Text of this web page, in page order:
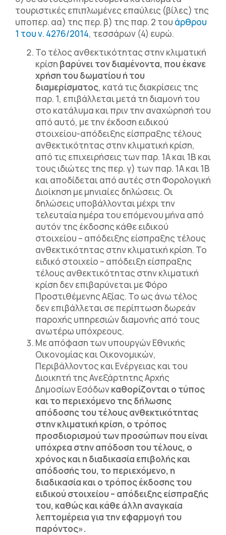
τουριστικές επιπλωμένες επαύλεις (βίλες) της
υποπερ. αα) της περ. β) της παρ. 2 του άρθρου
1 του ν. 4276/2014, τεσσάρων (4) ευρώ.
Το τέλος ανθεκτικότητας στην κλιματική
κρίση βαρύνει τον διαμένοντα, που έκανε
χρήση του δωματίου ή του
διαμερίσματος, κατά τις διακρίσεις της
παρ. 1, επιβάλλεται μετά τη διαμονή του
στο κατάλυμα και πριν την αναχώρησή του
από αυτό, με την έκδοση ειδικού
στοιχείου-απόδειξης είσπραξης τέλους
ανθεκτικότητας στην κλιματική κρίση,
από τις επιχειρήσεις των παρ. 1Α και 1Β και
τους ιδιώτες της περ. γ) των παρ. 1Α και 1Β
και αποδίδεται από αυτές στη Φορολογική
Διοίκηση με μηνιαίες δηλώσεις. Οι
δηλώσεις υποβάλλονται μέχρι την
τελευταία ημέρα του επόμενου μήνα από
αυτόν της έκδοσης κάθε ειδικού
στοιχείου – απόδειξης είσπραξης τέλους
ανθεκτικότητας στην κλιματική κρίση. Το
ειδικό στοιχείο – απόδειξη είσπραξης
τέλους ανθεκτικότητας στην κλιματική
κρίση δεν επιβαρύνεται με Φόρο
Προστιθέμενης Αξίας. Το ως άνω τέλος
δεν επιβάλλεται σε περίπτωση δωρεάν
παροχής υπηρεσιών διαμονής από τους
ανωτέρω υπόχρεους.
Με απόφαση των υπουργών Εθνικής
Οικονομίας και Οικονομικών,
Περιβάλλοντος και Ενέργειας και του
Διοικητή της Ανεξάρτητης Αρχής
Δημοσίων Εσόδωνκαθορίζονται ο τύπος
και το περιεχόμενο της δήλωσης
απόδοσης του τέλους ανθεκτικότητας
στην κλιματική κρίση, ο τρόπος
προσδιορισμού των προσώπων που είναι
υπόχρεα στην απόδοση του τέλους, ο
χρόνος και η διαδικασία επιβολής και
απόδοσής του, το περιεχόμενο, η
διαδικασία και ο τρόπος έκδοσης του
ειδικού στοιχείου – απόδειξης είσπραξής
του, καθώς και κάθε άλλη αναγκαία
λεπτομέρεια για την εφαρμογή του
παρόντος».